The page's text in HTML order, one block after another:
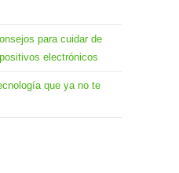
para cuidar de
electrónicos
que ya no te